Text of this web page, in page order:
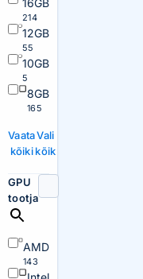
16GB
214
12GB
55
10GB
5
8GB
165
Vaata
kõiki
Vali
kõik
GPU
tootja
AMD
143